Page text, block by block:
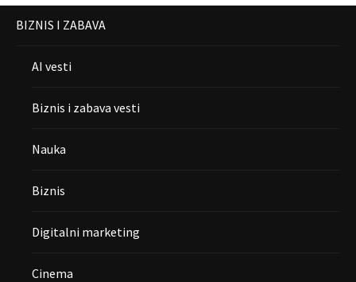
BIZNIS I ZABAVA
AI vesti
Biznis i zabava vesti
Nauka
Biznis
Digitalni marketing
Cinema